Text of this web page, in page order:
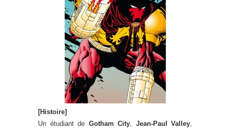
[Histoire]
Un étudiant de Gotham City, Jean-Paul Valley,